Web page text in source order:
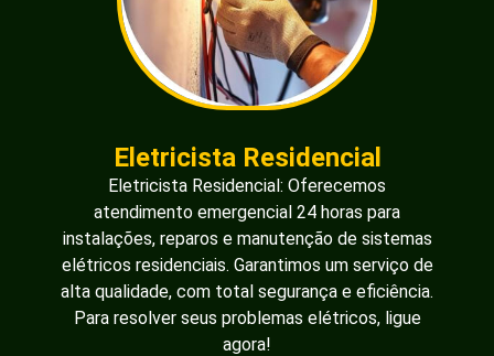
Eletricista Residencial
Eletricista Residencial: Oferecemos
atendimento emergencial 24 horas para
instalações, reparos e manutenção de sistemas
elétricos residenciais. Garantimos um serviço de
alta qualidade, com total segurança e eficiência.
Para resolver seus problemas elétricos, ligue
agora!